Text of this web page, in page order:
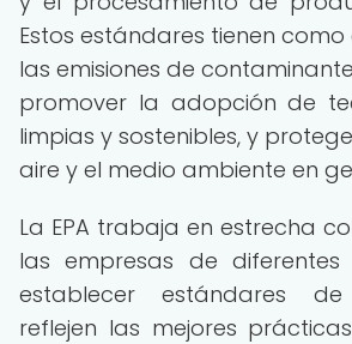
Estos estándares tienen
las emisiones de
promover la adopción de
limpias y sostenibles, y
aire y el medio ambiente en
La EPA trabaja en estrecha
las empresas de
establecer estándares
reflejen las mejores